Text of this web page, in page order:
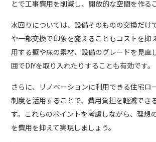
とで工事費用を削減し、開放的な空間を作る
水回りについては、設備そのものの交換だけ
や一部交換で印象を変えることもコストを抑
用する壁や床の素材、設備のグレードを見直
囲でDIYを取り入れたりすることも有効です。
さらに、リノベーションに利用できる住宅ロ
制度を活用することで、費用負担を軽減でき
す。これらのポイントを考慮しながら、理想
を費用を抑えて実現しましょう。